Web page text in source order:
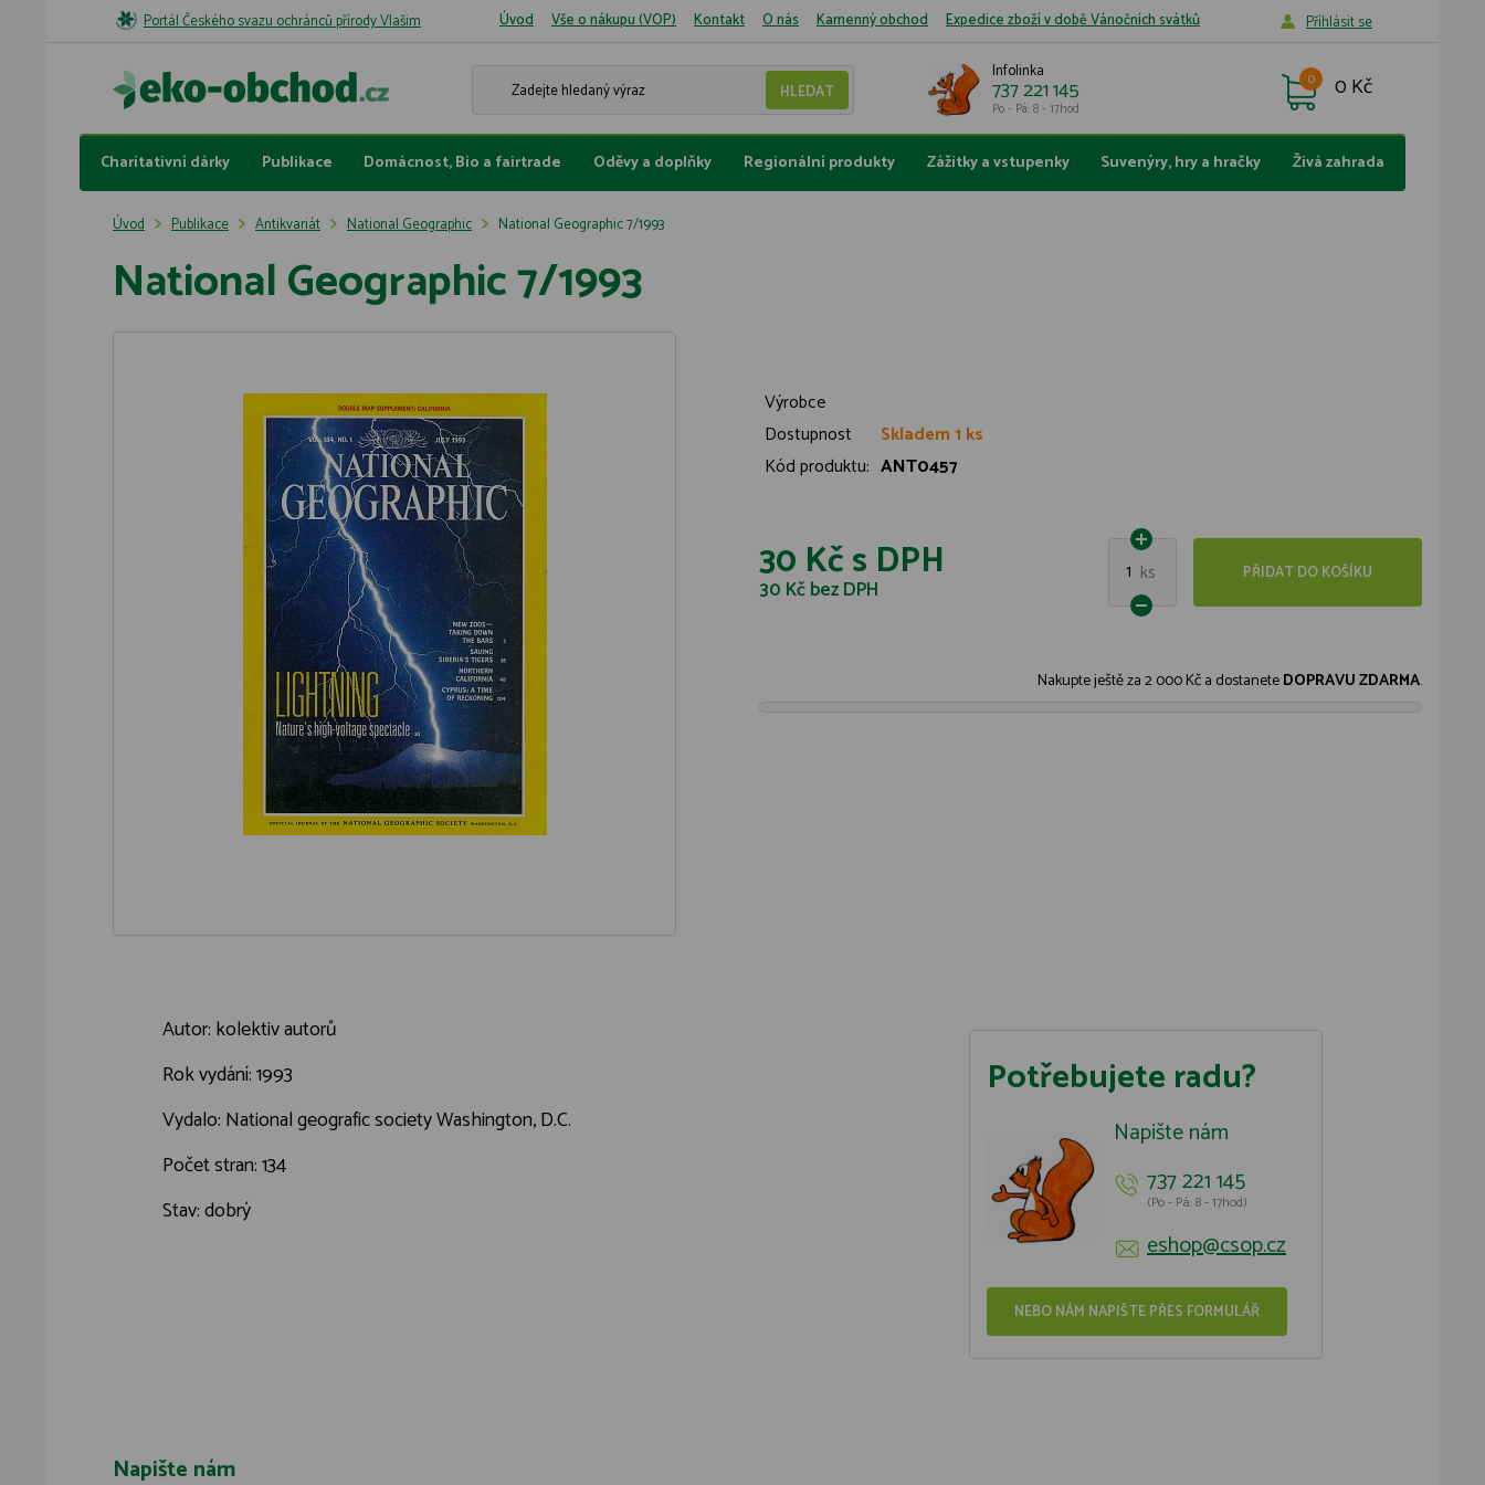
Portál Českého svazu ochránců přírody Vlašim Úvod Vše o nákupu (VOP) Kontakt O nás Kamenný obchod Expedice zboží v době Vánočních svátků Příhlásit se
Infolinka
737 221 145
Po - Pá: 8 - 17hod
0 Kč
0
Charitativní dárky Publikace Domácnost, Bio a fairtrade Oděvy a doplňky Regionální produkty Zážitky a vstupenky Suvenýry, hry a hračky Živá zahrada
Úvod Publikace Antikvariát National Geographic National Geographic 7/1993
National Geographic 7/1993
Výrobce
Dostupnost
Skladem 1 ks
Kód produktu: ANT0457
30 Kčs DPH
30 Kčbez DPH
1 ks PŘIDAT DO KOŠÍKU
Nakupte ještě za2 000 Kča dostaneteDOPRAVU ZDARMA.
Autor: kolektiv autorů
Rok vydání: 1993
Vydalo: National geografic society Washington, D.C.
Počet stran: 134
Stav: dobrý
Potřebujete radu?
Napište nám
737 221 145
(Po - Pá: 8 - 17hod)
eshop@csop.cz
NEBO NÁM NAPIŠTE PŘES FORMULÁŘ
Napište nám